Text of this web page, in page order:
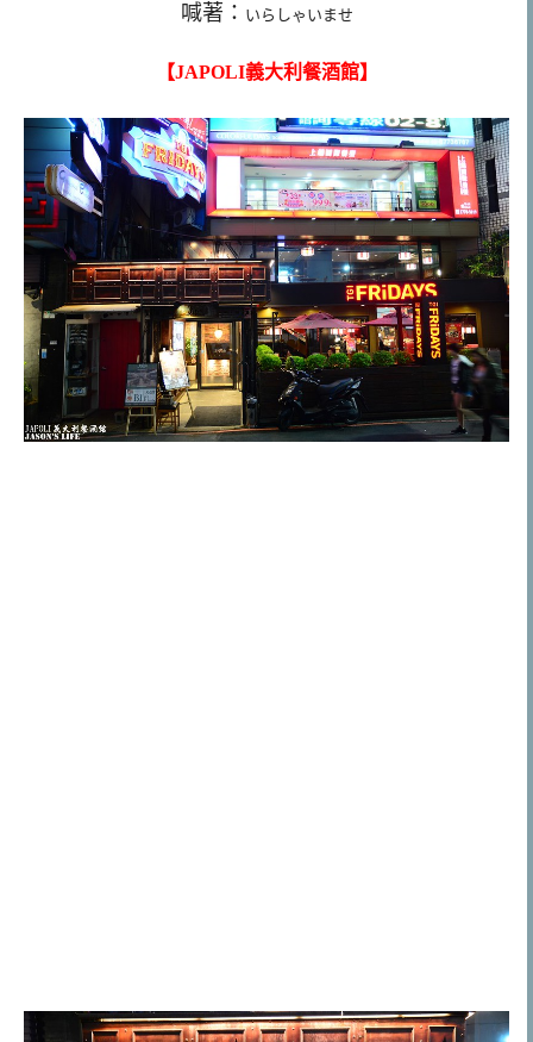
喊著： いらしゃいませ
【JAPOLI義大利餐酒館】